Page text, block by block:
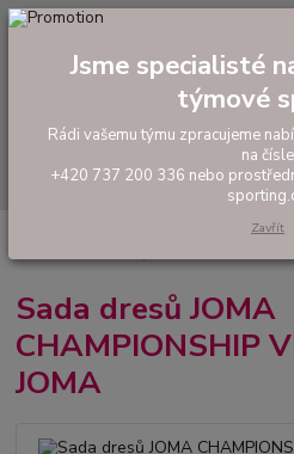
tel: +420 737 200 336
Akční sady dresů
CHAMPIONSHIP VII,15 ks + taška JOMA
Sada dresů JOMA
CHAMPIONSHIP
JOMA
Jsme specialisté
týmové
Rádi vašemu týmu zpracujeme
na čísle
+420 737 200 336 nebo
Zavřít